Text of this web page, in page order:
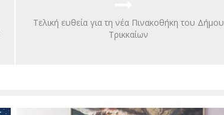
Τελική ευθεία για τη νέα Πινακοθήκη του Δήμου
Τρικκαίων